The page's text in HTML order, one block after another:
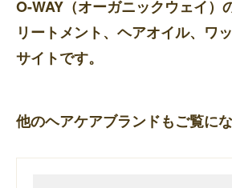
O-WAY（オーガニックウェイ）
リートメント、ヘアオイル、ワ
サイトです。
他のヘアケアブランドもご覧